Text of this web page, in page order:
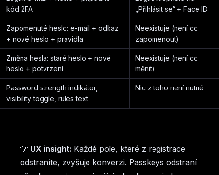
kód 2FA
„Přihlásit se“ + Face ID
Zapomenuté heslo: e-mail + odkaz
+ nové heslo + pravidla
Neexistuje (není co
zapomenout)
Změna hesla: staré heslo + nové
heslo + potvrzení
Neexistuje (není co
měnit)
Password strength indikátor,
visibility toggle, rules text
Nic z toho není nutné
💡 UX insight: Každé pole, které z registrace
odstraníte, zvyšuje konverzi. Passkeys odstraní